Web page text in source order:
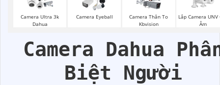
Camera Ultra 3k
Dahua
Camera Eyeball
Camera Thân To
Kbvision
Lắp Camera UNV
Âm
Camera Dahua
Biệt Người